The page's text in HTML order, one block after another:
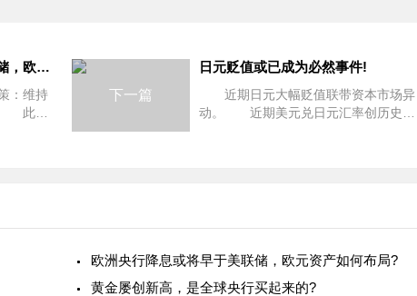
欧洲央行降息或将早于美联储，欧元资产如何布局?
维持
期 此
下一篇
日元贬值或已成为必然事件!
近期日元大幅贬值联带资本市场异
动。 近期美元兑日元汇率创历史极
欧洲央行降息或将早于美联储，欧元资产如何布局?
黄金屡创新高，是全球央行买起来的?